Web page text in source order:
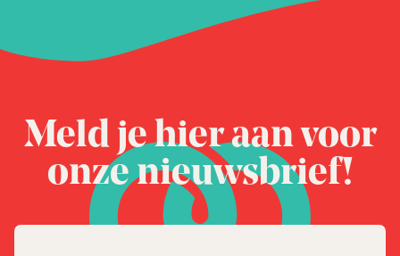
Meld je hier aan voor
onze nieuwsbrief!